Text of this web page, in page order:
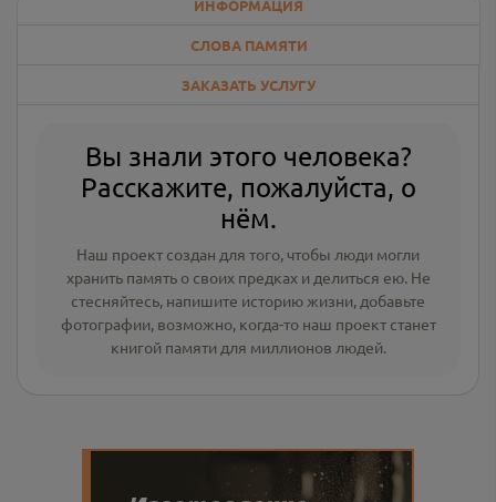
ИНФОРМАЦИЯ
СЛОВА ПАМЯТИ
ЗАКАЗАТЬ УСЛУГУ
Вы знали этого человека?
Расскажите, пожалуйста, о
нём.
Наш проект создан для того, чтобы люди могли
хранить память о своих предках и делиться ею. Не
стесняйтесь, напишите историю жизни, добавьте
фотографии, возможно, когда-то наш проект станет
книгой памяти для миллионов людей.